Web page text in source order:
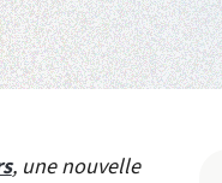
, une nouvelle